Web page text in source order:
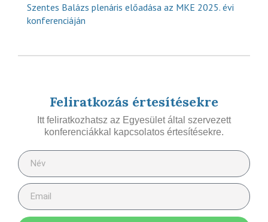
Szentes Balázs plenáris előadása az MKE 2025. évi
konferenciáján
Feliratkozás értesítésekre
Itt feliratkozhatsz az Egyesület által szervezett
konferenciákkal kapcsolatos értesítésekre.